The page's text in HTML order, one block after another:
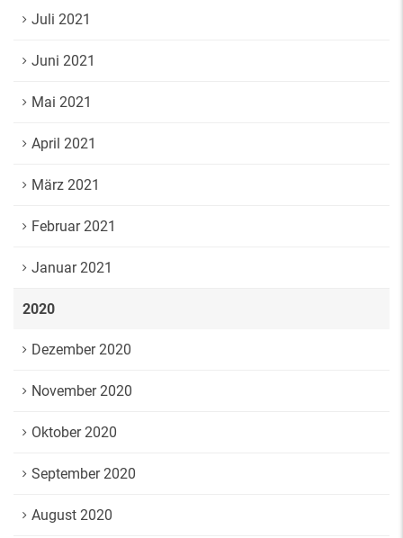
Juli 2021
Juni 2021
Mai 2021
April 2021
März 2021
Februar 2021
Januar 2021
2020
Dezember 2020
November 2020
Oktober 2020
September 2020
August 2020